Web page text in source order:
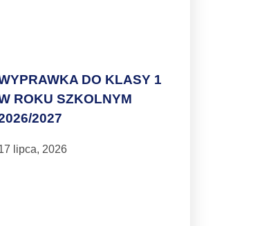
DO KLASY 1
ROKU SZKOLNYM
2027
lipca, 2026